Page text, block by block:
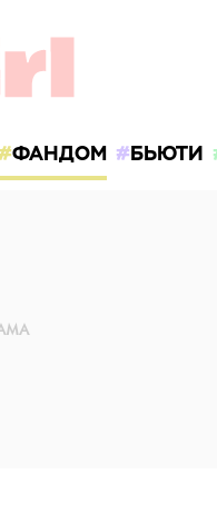
ФАНДОМ БЬЮТИ